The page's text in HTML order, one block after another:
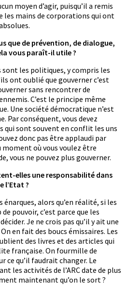
moyen d’agir, puisqu’il a remis
mains de corporations qui ont
que de prévention, de dialogue,
vous paraît-il utile ?
sont les politiques, y compris les
ont oublié que gouverner c’est
sans rencontrer de
C’est le principe même
Une société démocratique n’est
Par conséquent, vous devez
sont souvent en conflit les uns
donc pas être applaudi par
où vous voulez être
vous ne pouvez plus gouverner.
elles une responsabilité dans
l’Etat ?
alors qu’en réalité, si les
pouvoir, c’est parce que les
Je ne crois pas qu’il y ait une
en fait des boucs émissaires. Les
des livres et des articles qui
française. On fourmille de
ce qu’il faudrait changer. Le
les activités de l’ARC date de plus
maintenant qu’on le sort ?